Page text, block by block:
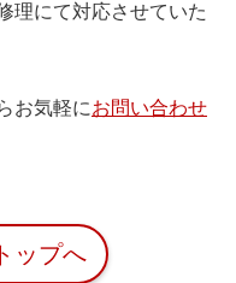
理にて対応させていた
お気軽にお問い合わせ
ップへ